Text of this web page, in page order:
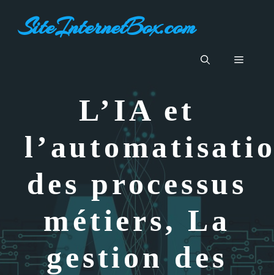
contenuSiteInternetBox.com
Menu
L’IA et
des processus
métiers, La
gestion des